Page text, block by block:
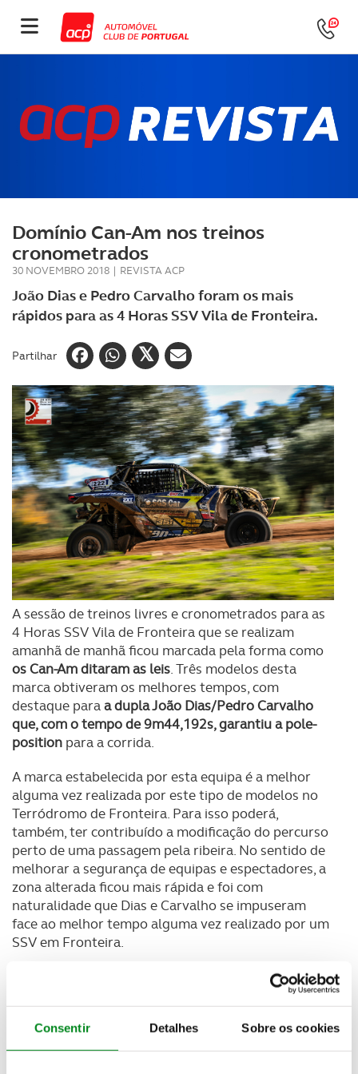
Consentir Detalhes Sobre os cookies
Domínio Can-Am nos treinos
cronometrados
30 NOVEMBRO 2018 | REVISTA ACP
João Dias e Pedro Carvalho foram os mais
rápidos para as 4 Horas SSV Vila de Fronteira.
Partilhar
A sessão de treinos livres e cronometrados para as
4 Horas SSV Vila de Fronteira que se realizam
amanhã de manhã ficou marcada pela forma como
os Can-Am ditaram as leis. Três modelos desta
marca obtiveram os melhores tempos, com
destaque paraa dupla João Dias/Pedro Carvalho
que, com o tempo de 9m44,192s, garantiu a pole-
position para a corrida.
A marca estabelecida por esta equipa é a melhor
alguma vez realizada por este tipo de modelos no
Terródromo de Fronteira. Para isso poderá,
também, ter contribuído a modificação do percurso
perto de uma passagem pela ribeira. No sentido de
melhorar a segurança de equipas e espectadores, a
zona alterada ficou mais rápida e foi com
naturalidade que Dias e Carvalho se impuseram
face ao melhor tempo alguma vez realizado por um
SSV em Fronteira.
"Os treinos correram bem mesmo que tenhamos
feito uma escolha de pneus errada, o que nos fez
sessão.